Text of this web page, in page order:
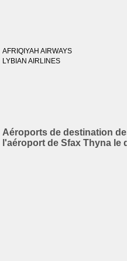
AFRIQIYAH AIRWAYS
LYBIAN AIRLINES
Aéroports de destination
l'aéroport de Sfax Thyna le